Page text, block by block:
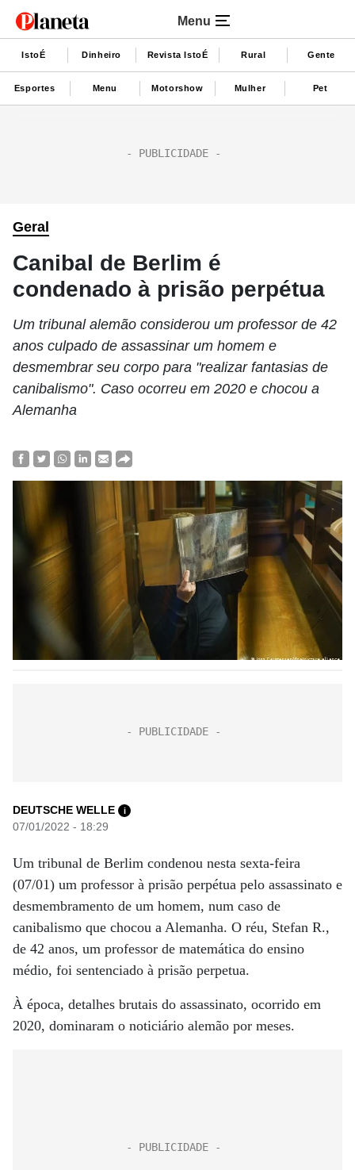
Menu
IstoÉ Dinheiro Revista IstoÉ Rural Gente
Esportes Menu Motorshow Mulher Pet
Geral
Canibal de Berlim é
condenado à prisão perpétua
Um tribunal alemão considerou um professor de 42
anos culpado de assassinar um homem e
desmembrar seu corpo para "realizar fantasias de
canibalismo". Caso ocorreu em 2020 e chocou a
Alemanha
DEUTSCHE WELLE i
07/01/2022 - 18:29
Um tribunal de Berlim condenou nesta sexta-feira
(07/01) um professor à prisão perpétua pelo assassinato e
desmembramento de um homem, num caso de
canibalismo que chocou a Alemanha. O réu, Stefan R.,
de 42 anos, um professor de matemática do ensino
médio, foi sentenciado à prisão perpetua.
À época, detalhes brutais do assassinato, ocorrido em
2020, dominaram o noticiário alemão por meses.